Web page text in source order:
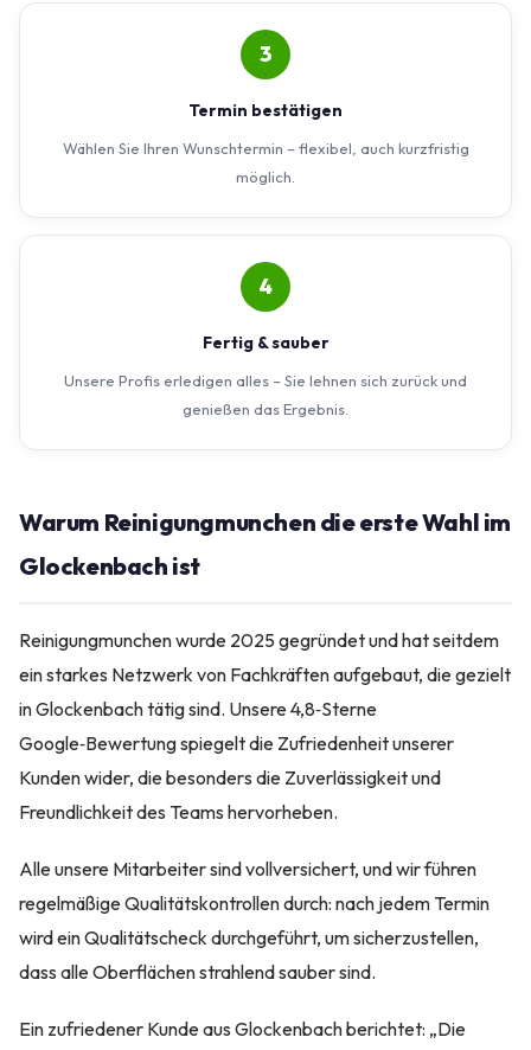
3
Termin bestätigen
Wählen Sie Ihren Wunschtermin – flexibel, auch kurzfristig
möglich.
4
Fertig & sauber
Unsere Profis erledigen alles – Sie lehnen sich zurück und
genießen das Ergebnis.
Warum Reinigungmunchen die erste Wahl im
Glockenbach ist
Reinigungmunchen wurde 2025 gegründet und hat seitdem
ein starkes Netzwerk von Fachkräften aufgebaut, die gezielt
in Glockenbach tätig sind. Unsere 4,8‑Sterne
Google‑Bewertung spiegelt die Zufriedenheit unserer
Kunden wider, die besonders die Zuverlässigkeit und
Freundlichkeit des Teams hervorheben.
Alle unsere Mitarbeiter sind vollversichert, und wir führen
regelmäßige Qualitätskontrollen durch: nach jedem Termin
wird ein Qualitätscheck durchgeführt, um sicherzustellen,
dass alle Oberflächen strahlend sauber sind.
Ein zufriedener Kunde aus Glockenbach berichtet: „Die